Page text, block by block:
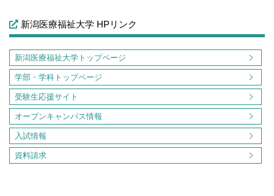
新潟医療福祉大学 HPリンク
新潟医療福祉大学トップページ
学部・学科トップページ
受験生応援サイト
オープンキャンパス情報
入試情報
資料請求